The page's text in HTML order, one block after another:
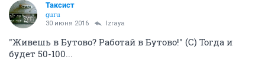
Таксист
guru
30 июня 2016 Izraya
"Живешь в Бутово? Работай в Бутово!" (С) Тогда и
будет 50-100...